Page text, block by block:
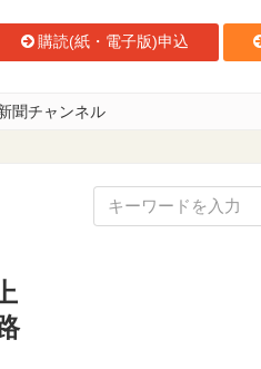
購読(紙・電子版)申込
聞チャンネル
アップグレード」を日本路線